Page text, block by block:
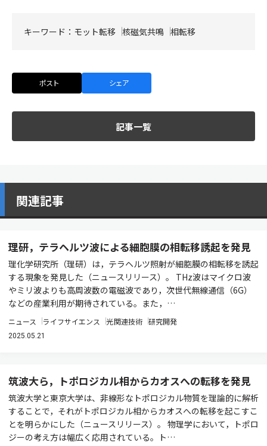
キーワード： モット転移 核磁気共鳴 相転移
ポスト シェア
記事一覧
関連記事
理研，テラヘルツ波による細胞膜の相転移誘起を発見
理化学研究所（理研）は，テラヘルツ照射が細胞膜の相転移を誘起
する現象を発見した（ニュースリリース）。 THz波はマイクロ波
やミリ波よりも高周波数の電磁波であり，次世代無線通信（6G）
などの産業利用が期待されている。また，…
ニュース ライフサイエンス 光関連技術 研究開発
2025.05.21
筑波大ら，トポロジカル相からカオスへの転移を発見
筑波大学と東京大学は、非線形なトポロジカル物質を理論的に解析
することで，それがトポロジカル相からカオスへの転移を起こすこ
とを明らかにした（ニュースリリース）。 物理学において，トポロ
ジーの考え方は幅広く応用されている。ト…